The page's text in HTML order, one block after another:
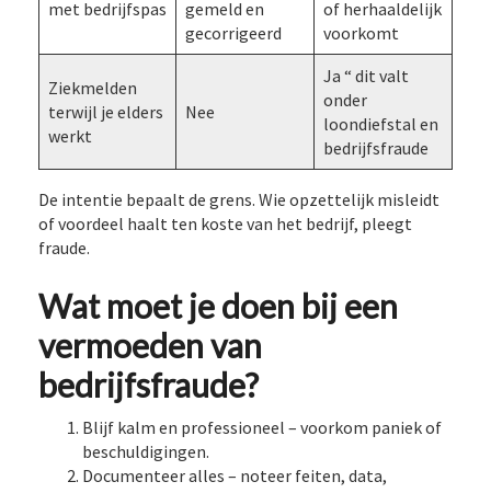
met bedrijfspas
gemeld en
gecorrigeerd
of herhaaldelijk
voorkomt
Ziekmelden
terwijl je elders
werkt
Nee
Ja “ dit valt
onder
loondiefstal en
bedrijfsfraude
De intentie bepaalt de grens. Wie opzettelijk misleidt
of voordeel haalt ten koste van het bedrijf, pleegt
fraude.
Wat moet je doen bij een
vermoeden van
bedrijfsfraude?
Blijf kalm en professioneel – voorkom paniek of
beschuldigingen.
Documenteer alles – noteer feiten, data,